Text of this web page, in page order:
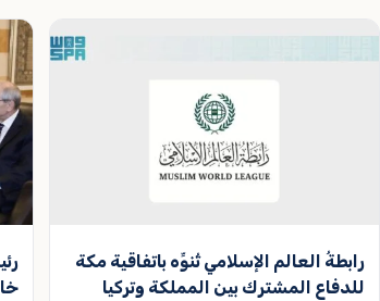
رابطةُ العالم الإسلامي تُنوِّه باتفاقية مكة
للدفاع المشترك بين المملكة وتركيا